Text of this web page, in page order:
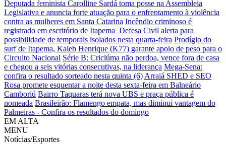
Deputada feminista Carolline Sardá toma posse na Assembleia
Legislativa e anuncia forte atuação para o enfrentamento à violência
contra as mulheres em Santa Catarina Incêndio criminoso é
registrado em escritório de Itapema Defesa Civil alerta para
possibilidade de temporais isolados nesta quarta-feira Prodígio do
surf de Itapema, Kaleb Henrique (K77) garante apoio de peso para o
Circuito Nacional Série B: Criciúma não perdoa, vence fora de casa
e chegou a seis vitórias consecutivas, na liderança Mega-Sena:
confira o resultado sorteado nesta quinta (6) Arraiá SHED e SEO
Rosa promete esquentar a noite desta sexta-feira em Balneário
Camboriú Bairro Taquaras terá nova UBS e praça pública é
nomeada Brasileirão: Flamengo empata, mas diminui vantagem do
Palmeiras - Confira os resultados do domingo
EM ALTA
MENU
Notícias/Esportes